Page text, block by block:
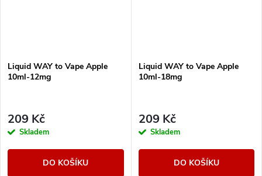
Liquid WAY to Vape Apple
10ml-12mg
209 Kč
Skladem
DO KOŠÍKU
Liquid WAY to Vape Apple
10ml-18mg
209 Kč
Skladem
DO KOŠÍKU